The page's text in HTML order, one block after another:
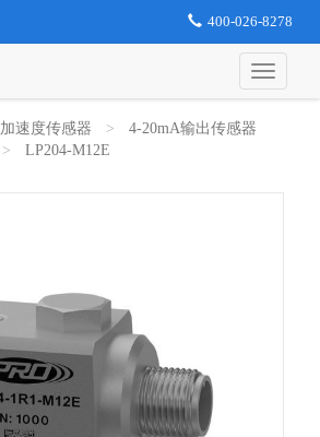
400-026-8278
加速度传感器
4-20mA输出传感器
LP204-M12E